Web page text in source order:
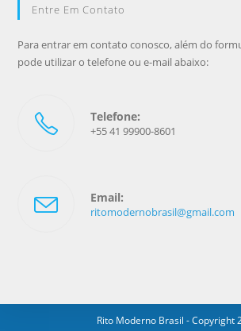
Entre Em Contato
Para entrar em contato conosco, além do
pode utilizar o telefone ou e-mail abaixo:
Telefone:
+55 41 99900-8601
Email:
ritomodernobrasil@gmail.com
Rito Moderno Brasil - Copyright